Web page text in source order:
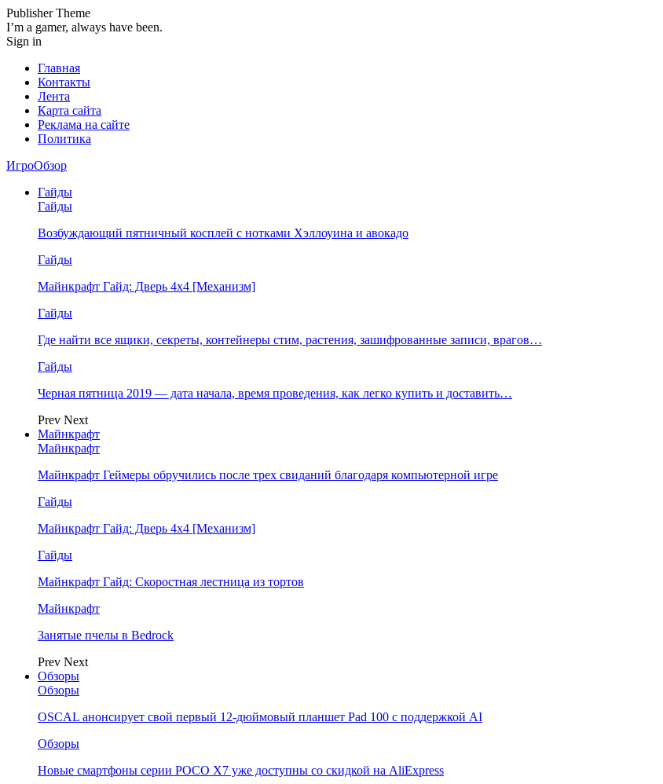
Publisher Theme
I’m a gamer, always have been.
Sign in
Главная
Контакты
Лента
Карта сайта
Реклама на сайте
Политика
ИгроОбзор
Гайды
Гайды
Возбуждающий пятничный косплей с нотками Хэллоуина и авокадо
Гайды
Майнкрафт Гайд: Дверь 4х4 [Механизм]
Гайды
Где найти все ящики, секреты, контейнеры стим, растения, зашифрованные записи, врагов…
Гайды
Черная пятница 2019 — дата начала, время проведения, как легко купить и доставить…
Prev Next
Майнкрафт
Майнкрафт
Майнкрафт Геймеры обручились после трех свиданий благодаря компьютерной игре
Гайды
Майнкрафт Гайд: Дверь 4х4 [Механизм]
Гайды
Майнкрафт Гайд: Скоростная лестница из тортов
Майнкрафт
Занятые пчелы в Bedrock
Prev Next
Обзоры
Обзоры
OSCAL анонсирует свой первый 12-дюймовый планшет Pad 100 с поддержкой AI
Обзоры
Новые смартфоны серии POCO X7 уже доступны со скидкой на AliExpress